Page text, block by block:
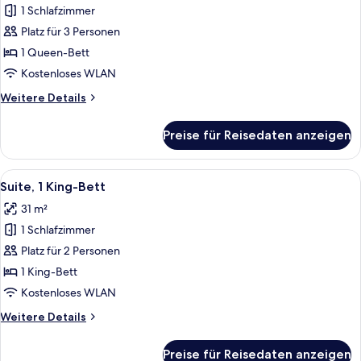
Deluxe-
Zimmer,
1
Queen-
anzeigen
1 Schlafzimmer
Platz für 3 Personen
1 Queen-Bett
Kostenloses WLAN
Weitere Details
Weitere
Zimmer,
Queen-
Preise für Reisedaten anzeigen
Alle
Fotos
für
Suite,
1 King-
Bett
anzeigen
Ein Hotelzimmer mit einem großen
6
Suite, 1 King-Bett
31 m²
1 Schlafzimmer
Platz für 2 Personen
1 King-Bett
Kostenloses WLAN
Weitere Details
Weitere
Preise für Reisedaten anzeigen